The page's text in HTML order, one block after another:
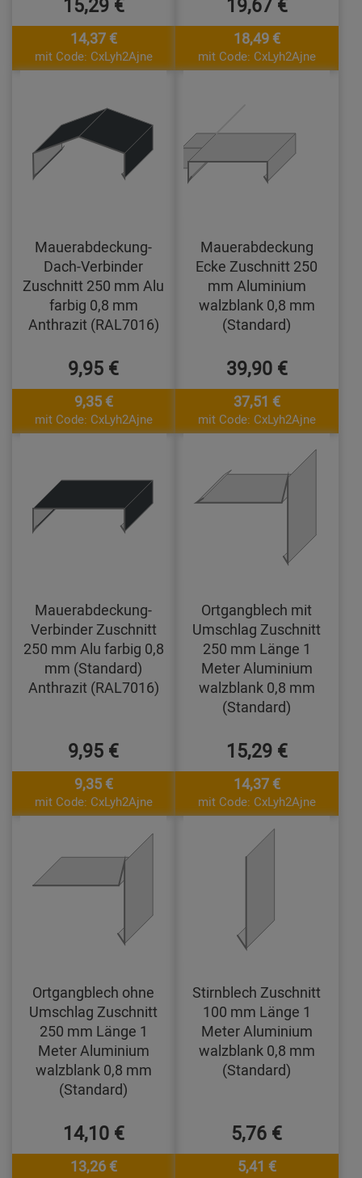
14,37 €
mit Code: CxLyh2Ajne
18,49 €
mit Code: CxLyh2Ajne
Mauerabdeckung-
Dach-Verbinder
Zuschnitt 250 mm Alu
farbig 0,8 mm
Anthrazit (RAL7016)
9,95 €
9,35 €
mit Code: CxLyh2Ajne
Mauerabdeckung
Ecke Zuschnitt 250
mm Aluminium
walzblank 0,8 mm
(Standard)
39,90 €
37,51 €
mit Code: CxLyh2Ajne
Mauerabdeckung-
Verbinder Zuschnitt
250 mm Alu farbig 0,8
mm (Standard)
Anthrazit (RAL7016)
9,95 €
9,35 €
mit Code: CxLyh2Ajne
Ortgangblech mit
Umschlag Zuschnitt
250 mm Länge 1
Meter Aluminium
walzblank 0,8 mm
(Standard)
15,29 €
14,37 €
mit Code: CxLyh2Ajne
Ortgangblech ohne
Umschlag Zuschnitt
250 mm Länge 1
Meter Aluminium
walzblank 0,8 mm
(Standard)
14,10 €
13,26 €
Stirnblech Zuschnitt
100 mm Länge 1
Meter Aluminium
walzblank 0,8 mm
(Standard)
5,76 €
5,41 €